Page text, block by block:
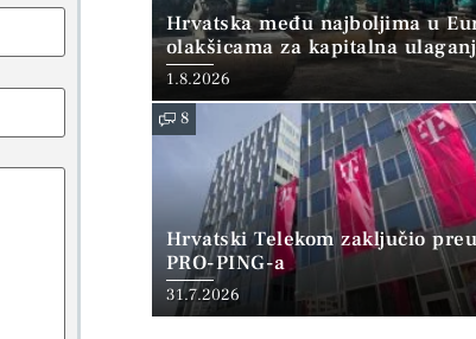
Hrvatska među najboljima u
olakšicama za kapitalna
1.8.2026
8
Hrvatski Telekom zaključio
PRO-PING-a
31.7.2026